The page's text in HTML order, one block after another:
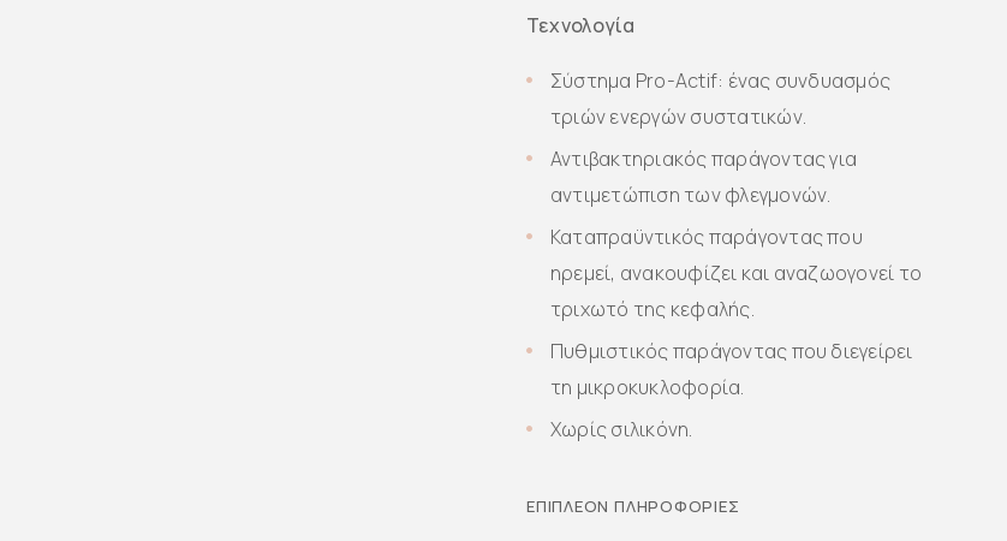
Τεχνολογία
Σύστημα Pro-Actif: ένας συνδυασμός
τριών ενεργών συστατικών.
Αντιβακτηριακός παράγοντας για
αντιμετώπιση των φλεγμονών.
Καταπραϋντικός παράγοντας που
ηρεμεί, ανακουφίζει και αναζωογονεί το
τριχωτό της κεφαλής.
Πυθμιστικός παράγοντας που διεγείρει
τη μικροκυκλοφορία.
Χωρίς σιλικόνη.
ΕΠΙΠΛΈΟΝ ΠΛΗΡΟΦΟΡΊΕΣ